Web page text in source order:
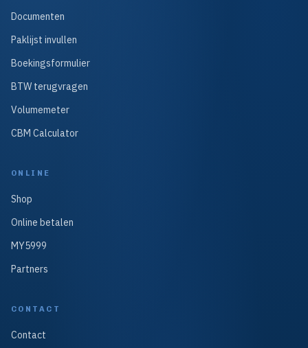
Documenten
Paklijst invullen
Boekingsformulier
BTW terugvragen
Volumemeter
CBM Calculator
ONLINE
Shop
Online betalen
MY5999
Partners
CONTACT
Contact